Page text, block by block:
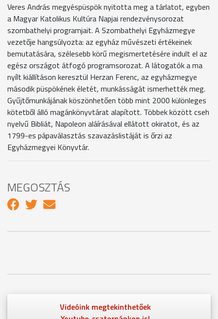
Veres András megyéspüspök nyitotta meg a tárlatot, egyben
a Magyar Katolikus Kultúra Napjai rendezvénysorozat
szombathelyi programjait. A Szombathelyi Egyházmegye
vezetője hangsúlyozta: az egyház művészeti értékeinek
bemutatására, szélesebb körű megismertetésére indult el az
egész országot átfogó programsorozat. A látogatók a ma
nyílt kiállításon keresztül Herzan Ferenc, az egyházmegye
második püspökének életét, munkásságát ismerhették meg.
Gyűjtőmunkájának köszönhetően több mint 2000 különleges
kötetből álló magánkönyvtárat alapított. Többek között cseh
nyelvű Bibliát, Napoleon aláírásával ellátott okiratot, és az
1799-es pápaválasztás szavazáslistáját is őrzi az
Egyházmegyei Könyvtár.
MEGOSZTÁS
Videóink megtekinthetőek